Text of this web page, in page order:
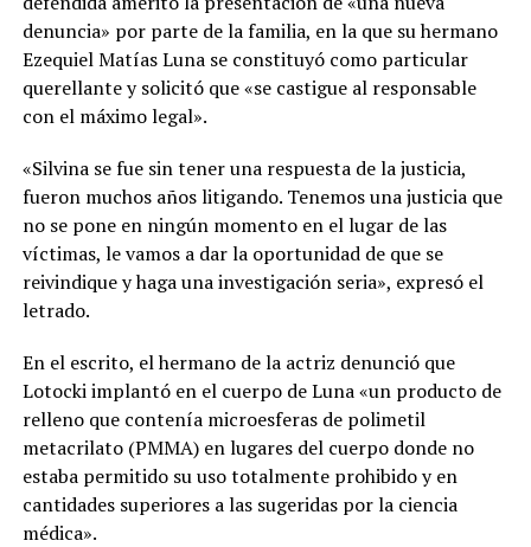
denuncia» por parte de la familia, en la que su hermano
Ezequiel Matías Luna se constituyó como particular
querellante y solicitó que «se castigue al responsable
con el máximo legal».
«Silvina se fue sin tener una respuesta de la justicia,
fueron muchos años litigando. Tenemos una justicia que
no se pone en ningún momento en el lugar de las
víctimas, le vamos a dar la oportunidad de que se
reivindique y haga una investigación seria», expresó el
letrado.
En el escrito, el hermano de la actriz denunció que
Lotocki implantó en el cuerpo de Luna «un producto de
relleno que contenía microesferas de polimetil
metacrilato (PMMA) en lugares del cuerpo donde no
estaba permitido su uso totalmente prohibido y en
cantidades superiores a las sugeridas por la ciencia
médica».